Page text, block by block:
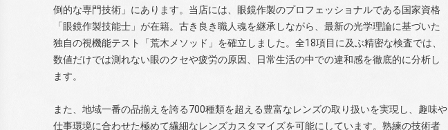
倒的な専門技術」にあります。当店には、眼鏡作製のプロフェッショナルである国家資格
「眼鏡作製技能士」が在籍。古き良き職人魂を継承しながら、最新の光学理論に基づいた
独自の視機能テスト「荒木メソッド」を確立しました。全18項目に及ぶ精密な検査では、
数値だけでは測れない眼のクセや疲労の原因、日常生活の中での違和感を徹底的に分析し
ます。
また、地域一番の品揃えを誇る700種類を超える豊富なレンズの取り扱いを実現し、趣味や
仕事環境に合わせた極めて繊細なレンズカスタマイズを可能にしています。熟練の技術者